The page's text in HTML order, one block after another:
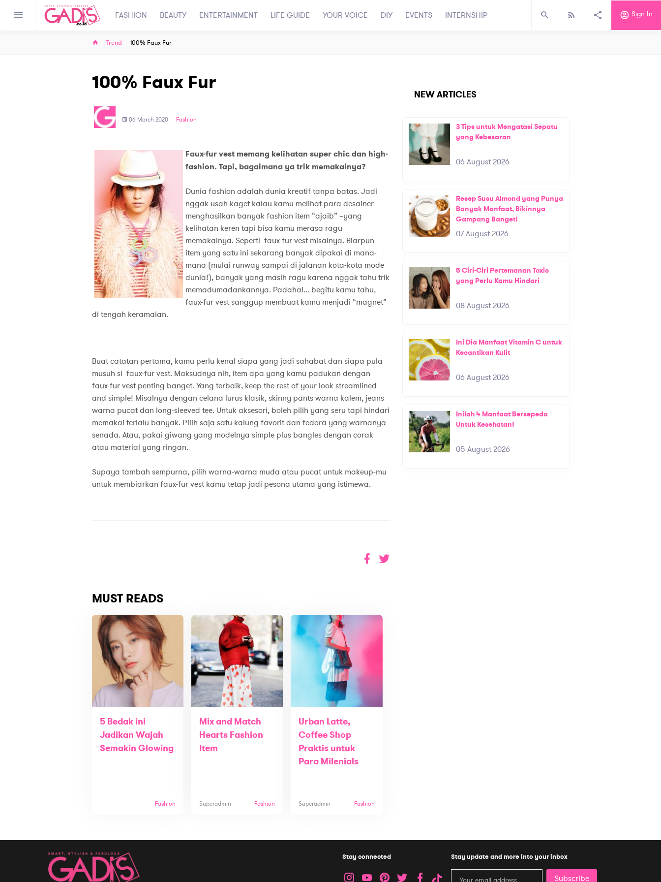
FASHION BEAUTY ENTERTAINMENT LIFE GUIDE YOUR VOICE DIY EVENTS INTERNSHIP Sign In
Trend 100% Faux Fur
100% Faux Fur
06 March 2020 Fashion
Faux-fur vest memang kelihatan super chic dan high-
fashion. Tapi, bagaimana ya trik memakainya?
Dunia fashion adalah dunia kreatif tanpa batas. Jadi
nggak usah kaget kalau kamu melihat para desainer
menghasilkan banyak fashion item “ajaib” –yang
kelihatan keren tapi bisa kamu merasa ragu
memakainya. Seperti faux-fur vest misalnya. Biarpun
item yang satu ini sekarang banyak dipakai di mana-
mana (mulai runway sampai di jalanan kota-kota mode
dunia!), banyak yang masih ragu karena nggak tahu trik
memadumadankannya. Padahal... begitu kamu tahu,
faux-fur vest sanggup membuat kamu menjadi “magnet”
di tengah keramaian.
Buat catatan pertama, kamu perlu kenal siapa yang jadi sahabat dan siapa pula
musuh si faux-fur vest. Maksudnya nih, item apa yang kamu padukan dengan
faux-fur vest penting banget. Yang terbaik, keep the rest of your look streamlined
and simple! Misalnya dengan celana lurus klasik, skinny pants warna kalem, jeans
warna pucat dan long-sleeved tee. Untuk aksesori, boleh pilih yang seru tapi hindari
memakai terlalu banyak. Pilih saja satu kalung favorit dan fedora yang warnanya
senada. Atau, pakai giwang yang modelnya simple plus bangles dengan corak
atau material yang ringan.
Supaya tambah sempurna, pilih warna-warna muda atau pucat untuk makeup-mu
untuk membiarkan faux-fur vest kamu tetap jadi pesona utama yang istimewa.
MUST READS
5 Bedak ini
Jadikan Wajah
Semakin Glowing
Fashion
Mix and Match
Hearts Fashion
Item
Superadmin Fashion
Urban Latte,
Coffee Shop
Praktis untuk
Para Milenials
Superadmin Fashion
NEW ARTICLES
3 Tips untuk Mengatasi Sepatu
yang Kebesaran
06 August 2026
Resep Susu Almond yang Punya
Banyak Manfaat, Bikinnya
Gampang Banget!
07 August 2026
5 Ciri-Ciri Pertemanan Toxic
yang Perlu Kamu Hindari
08 August 2026
Ini Dia Manfaat Vitamin C untuk
Kecantikan Kulit
06 August 2026
Inilah 4 Manfaat Bersepeda
Untuk Kesehatan!
05 August 2026
Stay connected Stay update and more into your inbox
Subscribe